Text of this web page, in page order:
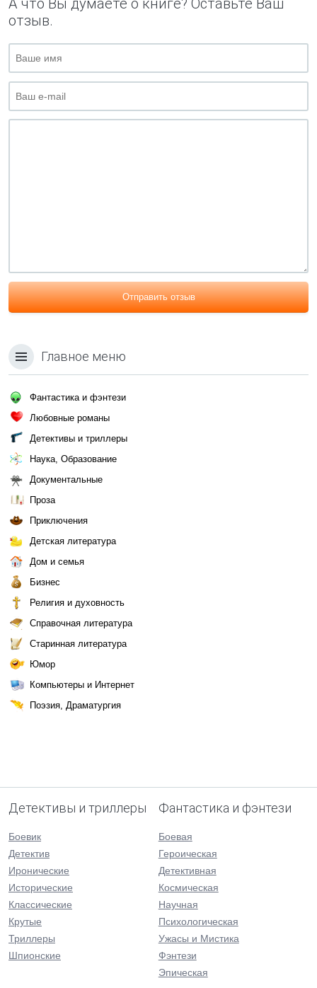
А что Вы думаете о книге? Оставьте Ваш
отзыв.
Отправить отзыв
Главное меню
Фантастика и фэнтези
Любовные романы
Детективы и триллеры
Наука, Образование
Документальные
Проза
Приключения
Детская литература
Дом и семья
Бизнес
Религия и духовность
Справочная литература
Старинная литература
Юмор
Компьютеры и Интернет
Поэзия, Драматургия
Детективы и триллеры
Боевик
Детектив
Иронические
Исторические
Классические
Крутые
Триллеры
Шпионские
Фантастика и фэнтези
Боевая
Героическая
Детективная
Космическая
Научная
Психологическая
Ужасы и Мистика
Фэнтези
Эпическая